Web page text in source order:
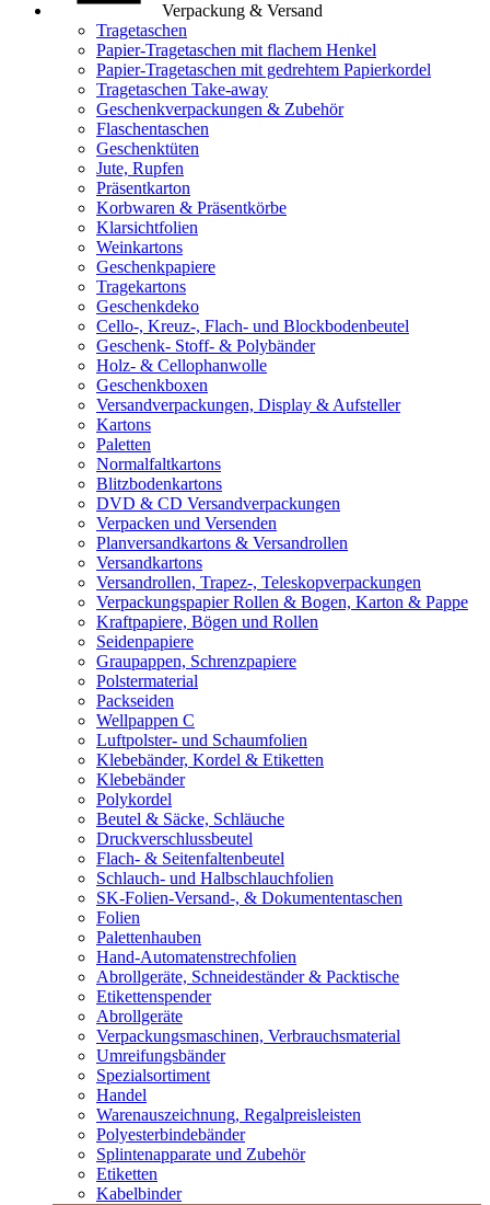
Verpackung & Versand
Tragetaschen
Papier-Tragetaschen mit flachem Henkel
Papier-Tragetaschen mit gedrehtem Papierkordel
Tragetaschen Take-away
Geschenkverpackungen & Zubehör
Flaschentaschen
Geschenktüten
Jute, Rupfen
Präsentkarton
Korbwaren & Präsentkörbe
Klarsichtfolien
Weinkartons
Geschenkpapiere
Tragekartons
Geschenkdeko
Cello-, Kreuz-, Flach- und Blockbodenbeutel
Geschenk- Stoff- & Polybänder
Holz- & Cellophanwolle
Geschenkboxen
Versandverpackungen, Display & Aufsteller
Kartons
Paletten
Normalfaltkartons
Blitzbodenkartons
DVD & CD Versandverpackungen
Verpacken und Versenden
Planversandkartons & Versandrollen
Versandkartons
Versandrollen, Trapez-, Teleskopverpackungen
Verpackungspapier Rollen & Bogen, Karton & Pappe
Kraftpapiere, Bögen und Rollen
Seidenpapiere
Graupappen, Schrenzpapiere
Polstermaterial
Packseiden
Wellpappen C
Luftpolster- und Schaumfolien
Klebebänder, Kordel & Etiketten
Klebebänder
Polykordel
Beutel & Säcke, Schläuche
Druckverschlussbeutel
Flach- & Seitenfaltenbeutel
Schlauch- und Halbschlauchfolien
SK-Folien-Versand-, & Dokumententaschen
Folien
Palettenhauben
Hand-Automatenstrechfolien
Abrollgeräte, Schneideständer & Packtische
Etikettenspender
Abrollgeräte
Verpackungsmaschinen, Verbrauchsmaterial
Umreifungsbänder
Spezialsortiment
Handel
Warenauszeichnung, Regalpreisleisten
Polyesterbindebänder
Splintenapparate und Zubehör
Etiketten
Kabelbinder